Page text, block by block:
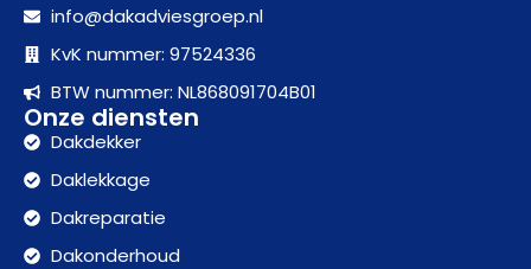
info@dakadviesgroep.nl
KvK nummer: 97524336
BTW nummer: NL868091704B01
Onze diensten
Dakdekker
Daklekkage
Dakreparatie
Dakonderhoud